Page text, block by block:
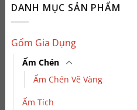
DANH MỤC SẢN PHẨM
Gốm Gia Dụng
Ấm Chén
Ấm Chén Vẽ Vàng
Ấm Tích